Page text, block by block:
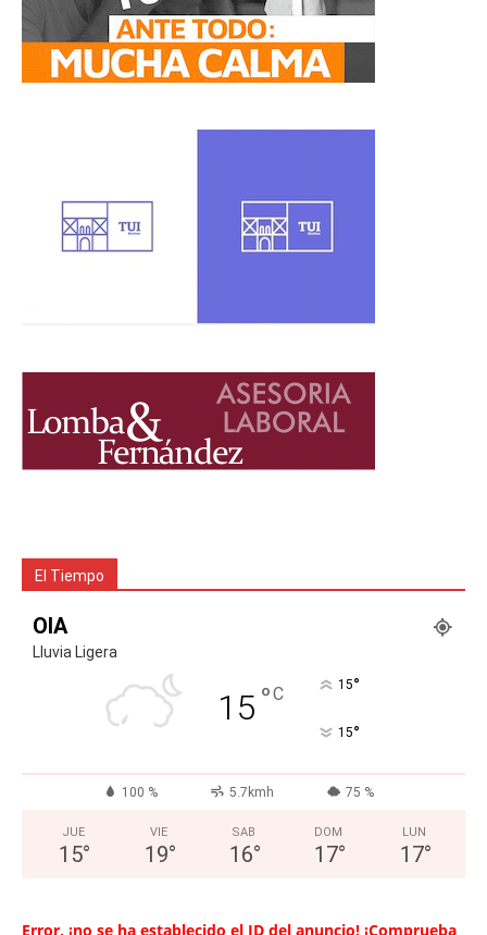
El Tiempo
OIA
Lluvia Ligera
15 °C 15°
15°
100 % 5.7kmh 75 %
JUE
15°
VIE
19°
SAB
16°
DOM
17°
LUN
17°
Error, ¡no se ha establecido el ID del anuncio! ¡Comprueba